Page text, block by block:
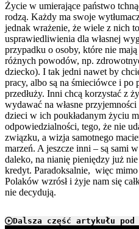
Życie w umierające państwo
rodzą. Każdy ma swoje
jednak wrażenie, że wiele z nich
usprawiedliwienia dla własnej
przypadku o osoby, które nie
różnych powodów, np.
dziecko). I tak jedni nawet by
pracy, albo są na śmieciówce i
przedłuży. Inni chcą korzystać z
wydawać na własne
dzieci w ich poukładanym życiu
odpowiedzialności, tego, że nie
związku, a wizja samotnego
marzeń. A jeszcze inni – są sami
daleko, na nianię pieniędzy już
kredyt. Paradoksalnie, więc
Polaków wzrósł i żyje nam się
nie decydują.
Dalsza część artykułu pod